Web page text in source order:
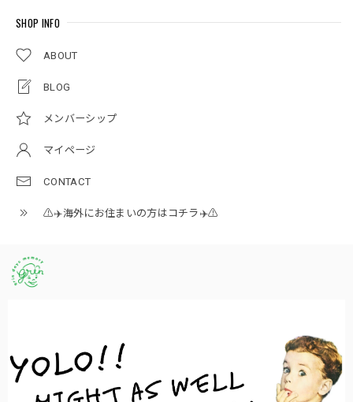
SHOP INFO
ABOUT
BLOG
メンバーシップ
マイページ
CONTACT
⚠️✈️海外にお住まいの方はコチラ✈️⚠️